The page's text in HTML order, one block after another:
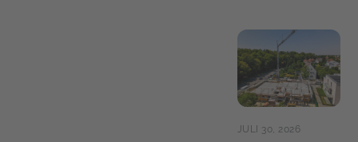
JULI 30, 2026